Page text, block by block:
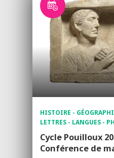
HISTOIRE -
LETTRES - LANGUES -
Cycle Pouilloux
Conférence de